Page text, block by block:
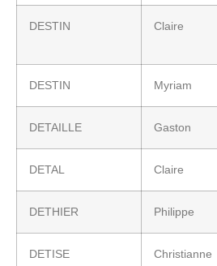
DESTIN Claire
DESTIN Myriam
DETAILLE Gaston
DETAL Claire
DETHIER Philippe
DETISE Christianne